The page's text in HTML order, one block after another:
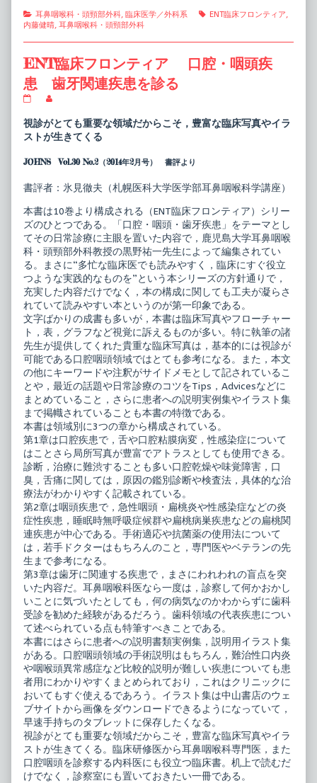
Categories
耳鼻咽喉科・頭頸部外科, 臨床医学／外科系 Tags
ENT臨床フロンティア,
内藤健晴, 耳鼻咽喉科・頭頸部外科
ENT臨床フロンティア 口腔・咽頭疾
患 歯牙関連疾患を診る
ENT
床
フ
ロ
テ
ア
口
腔・
咽
頭
患
歯
牙
関
連
疾
患
診
る
published
on
posts
by
the
of
床
ロ
ン
テ
ィ
ア
口
腔・
咽
頭
疾
患
歯
牙
関
連
疾
患
を
診
る,
視診がとても重要な領域だからこそ，豊富な臨床写真やイラ
ストが生きてくる
JOHNS Vol.30 No.2（2014年2月号） 書評より
書評者：氷見徹夫（札幌医科大学医学部耳鼻咽喉科学講座）
本書は10巻より構成される（ENT臨床フロンティア）シリー
ズのひとつである。「口腔・咽頭・歯牙疾患」をテーマとし
てその日常診療に主眼を置いた内容で，鹿児島大学耳鼻咽喉
科・頭頸部外科教授の黒野祐一先生によって編集されてい
る。まさに“多忙な臨床医でも読みやすく，臨床にすぐ役立
つような実践的なものを”という本シリーズの方針通りで，
充実した内容だけでなく，本の構成に関しても工夫が凝らさ
れていて読みやすい本というのが第一印象である。
文字ばかりの成書も多いが，本書は臨床写真やフローチャー
ト，表，グラフなど視覚に訴えるものが多い。特に執筆の諸
先生が提供してくれた貴重な臨床写真は，基本的には視診が
可能である口腔咽頭領域ではとても参考になる。また，本文
の他にキーワードや注釈がサイドメモとして記されているこ
とや，最近の話題や日常診療のコツをTips，Advicesなどに
まとめていること，さらに患者への説明実例集やイラスト集
まで掲幟されていることも本書の特徴である。
本書は領域別に3つの章から構成されている。
第1章は口腔疾患で，舌や口腔粘膜病変，性感染症について
はことさら局所写真が豊富でアトラスとしても使用できる。
診断，治療に難渋することも多い口腔乾燥や味覚障害，口
臭，舌痛に関しては，原因の鑑別診断や検査法，具体的な治
療法がわかりやすく記載されている。
第2章は咽頭疾患で，急性咽頭・扁桃炎や性感染症などの炎
症性疾患，睡眠時無呼吸症候群や扁桃病巣疾患などの扁桃関
連疾患が中心である。手術適応や抗菌薬の使用法について
は，若手ドクターはもちろんのこと，専門医やベテランの先
生まで参考になる。
第3章は歯牙に関連する疾患で，まさにわれわれの盲点を突
いた内容だ。耳鼻咽喉科医なら一度は，診察して何かおかし
いことに気づいたとしても，何の病気なのかわからずに歯科
受診を勧めた経験があるだろう。歯科領域の代表疾患につい
て述べられている点も特筆すべきことである。
本書にはさらに患者への説明書類実例集，説明用イラスト集
がある。口腔咽頭領域の手術説明はもちろん，難治性口内炎
や咽喉頭異常感症など比較的説明が難しい疾患についても患
者用にわかりやすくまとめられており，これはクリニックに
おいてもすぐ使えるであろう。イラスト集は中山書店のウェ
ブサイトから画像をダウンロードできるようになっていて，
早速手持ちのタブレットに保存したくなる。
視診がとても重要な領域だからこそ，豊富な臨床写真やイラ
ストが生きてくる。臨床研修医から耳鼻咽喉科専門医，また
口腔咽頭を診察する内科医にも役立つ臨床書。机上で読むだ
けでなく，診察室にも置いておきたい一冊である。